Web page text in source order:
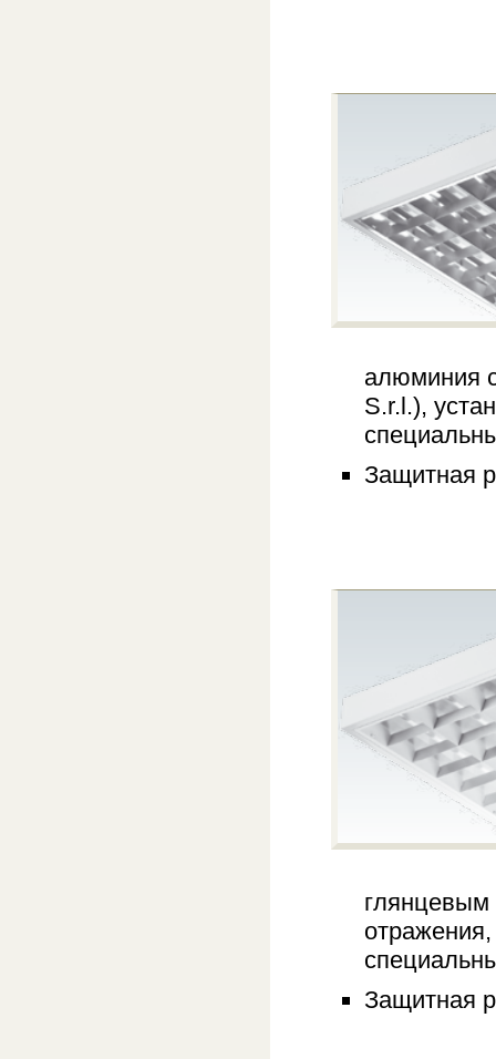
алюминия
S.r.l.),
Защитная
отражения,
Защитная